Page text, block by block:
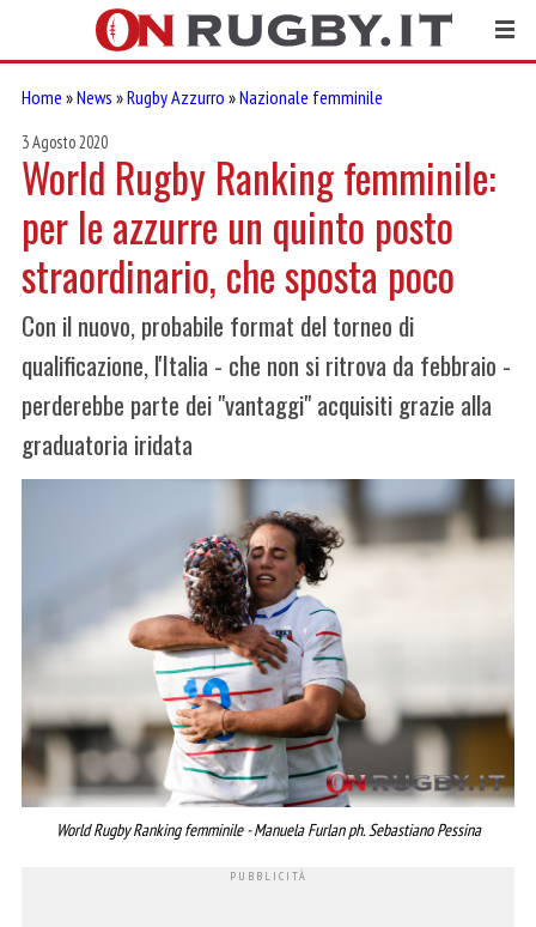
Home »News »Rugby Azzurro »Nazionale femminile
3 Agosto 2020
World Rugby Ranking femminile:
per le azzurre un quinto posto
straordinario, che sposta poco
Con il nuovo, probabile format del torneo di
qualificazione, l'Italia - che non si ritrova da febbraio -
perderebbe parte dei "vantaggi" acquisiti grazie alla
graduatoria iridata
World Rugby Ranking femminile - Manuela Furlan ph. Sebastiano Pessina